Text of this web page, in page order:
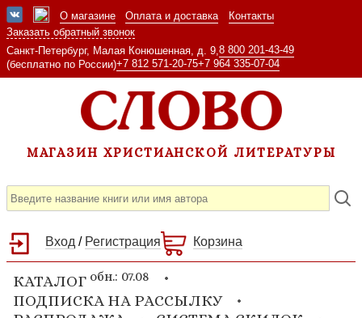
О магазине Оплата и доставка
Контакты
Заказать обратный звонок
Санкт-Петербург, Малая Конюшенная, д. 9, 8 800 201-43-49
(бесплатно по России)+7 812 571-20-75+7 964 335-07-04
МАГАЗИН ХРИСТИАНСКОЙ ЛИТЕРАТУРЫ
Вход / Регистрация Корзина
КАТАЛОГ обн.: 07.08
ПОДПИСКА НА РАССЫЛКУ